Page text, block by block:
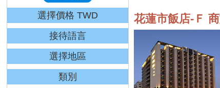
選擇價格 TWD
接待語言
選擇地區
類別
花蓮市飯店-Ｆ